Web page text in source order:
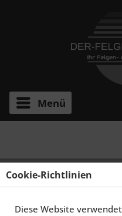
Menü
SCHMIDT FELGEN 15
MURENA, POLIERT
Cookie-Richtlinien
Diese Website